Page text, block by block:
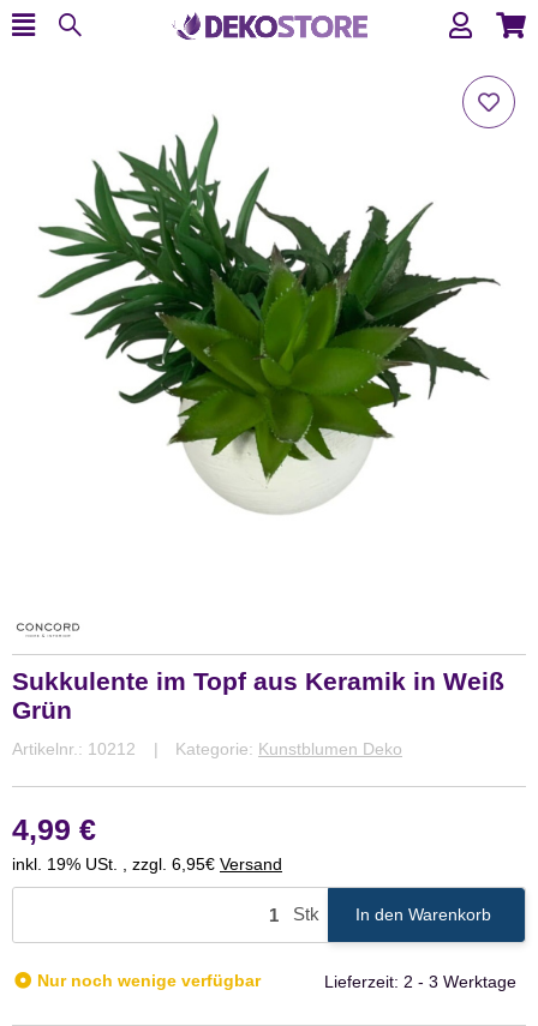
Sukkulente im Topf aus Keramik in Weiß
Grün
Artikelnr.: 10212 Kategorie: Kunstblumen Deko
4,99 €
inkl. 19% USt. , zzgl. 6,95€ Versand
Stk In den Warenkorb
Nur noch wenige verfügbar Lieferzeit: 2 - 3 Werktage